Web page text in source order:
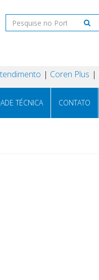
Coren Plus
TÉCNICA CONTATO